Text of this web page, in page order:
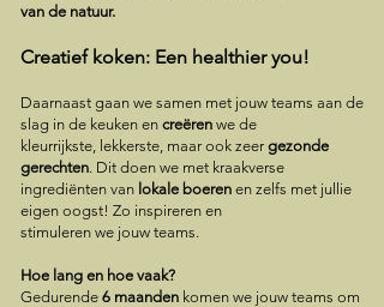
van de natuur.
Creatief koken: Een healthier you!
Daarnaast gaan we samen met jouw teams aan de
slag in de keuken en creëren we de
kleurrijkste, lekkerste, maar ook zeer gezonde
gerechten. Dit doen we met kraakverse
ingrediënten van lokale boeren en zelfs met jullie
eigen oogst! Zo inspireren en
stimuleren we jouw teams.
Hoe lang en hoe vaak?
Gedurende 6 maanden komen we jouw teams om